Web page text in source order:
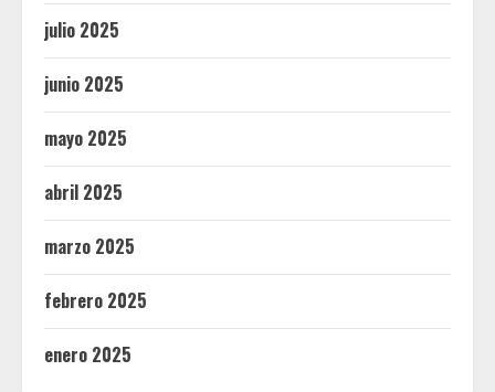
julio 2025
junio 2025
mayo 2025
abril 2025
marzo 2025
febrero 2025
enero 2025